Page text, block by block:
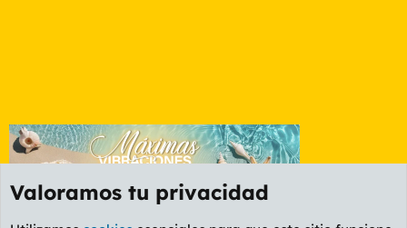
Valoramos tu privacidad